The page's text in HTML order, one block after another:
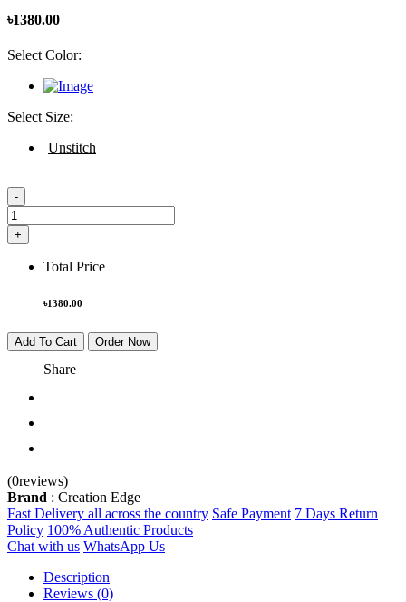
৳1380.00
Select Color:
Select Size:
Unstitch
-
+
Total Price
৳1380.00
Add To Cart Order Now
Share
(0reviews)
Brand : Creation Edge
Fast Delivery all across the country Safe Payment 7 Days Return
Policy 100% Authentic Products
Chat with us WhatsApp Us
Description
Reviews (0)